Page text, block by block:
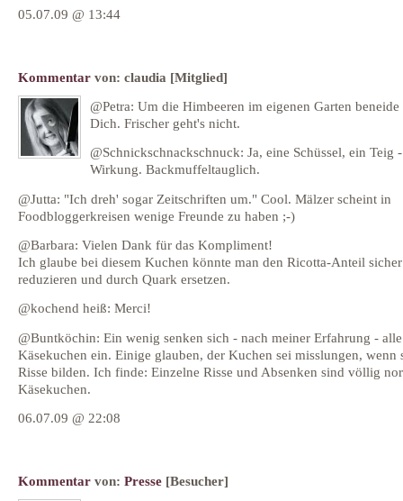
05.07.09 @ 13:44
Kommentar von: claudia [Mitglied]
@Petra: Um die Himbeeren im eigenen Garten
Dich. Frischer geht's nicht.
@Schnickschnackschnuck: Ja, eine Schüssel, ein Teig
Wirkung. Backmuffeltauglich.
@Jutta: "Ich dreh' sogar Zeitschriften um." Cool. Mälzer scheint in
Foodbloggerkreisen wenige Freunde zu haben ;-)
@Barbara: Vielen Dank für das Kompliment!
Ich glaube bei diesem Kuchen könnte man den Ricotta-Anteil
reduzieren und durch Quark ersetzen.
@kochend heiß: Merci!
@Buntköchin: Ein wenig senken sich - nach meiner Erfahrung - alle
Käsekuchen ein. Einige glauben, der Kuchen sei misslungen, wenn
Risse bilden. Ich finde: Einzelne Risse und Absenken sind völlig
Käsekuchen.
06.07.09 @ 22:08
Kommentar von: Presse [Besucher]